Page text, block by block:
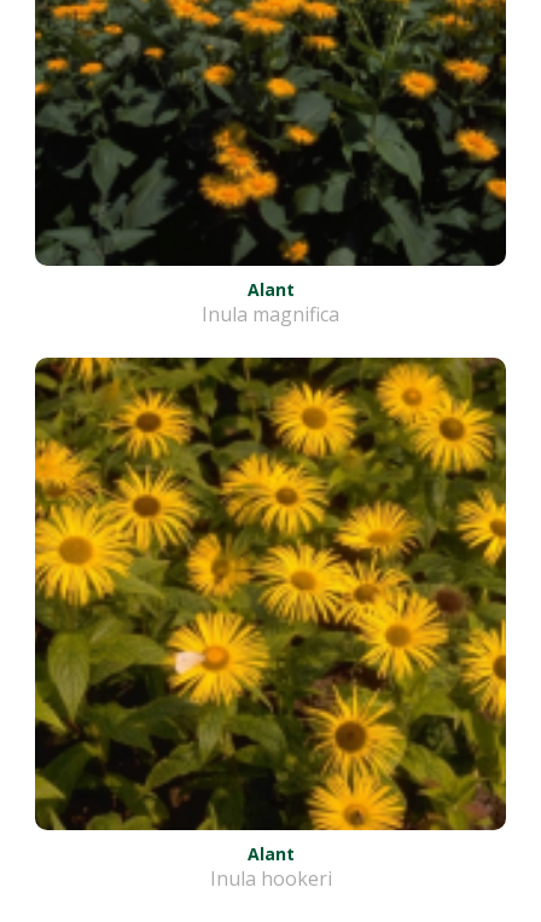
Alant
Inula magnifica
Alant
Inula hookeri